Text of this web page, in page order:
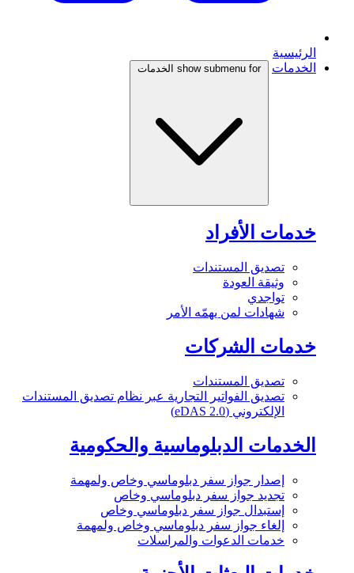
الرئيسية
الخدمات
show submenu for الخدمات
خدمات الأفراد
تصديق المستندات
وثيقة العودة
تواجدي
شهادات لمن يهمّه الأمر
خدمات الشركات
تصديق المستندات
تصديق الفواتير التجارية عبر نظام تصديق المستندات
الإلكتروني (eDAS 2.0)
الخدمات الدبلوماسية والحكومية
إصدار جواز سفر دبلوماسي وخاص ولمهمة
تجديد جواز سفر دبلوماسي وخاص
إستبدال جواز سفر دبلوماسي وخاص
إلغاء جواز سفر دبلوماسي وخاص ولمهمة
خدمات الدعوات والمراسلات